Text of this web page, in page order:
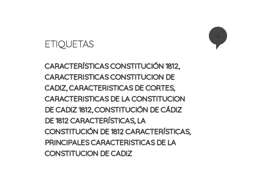
ETIQUETAS
CARACTERÍSTICAS CONSTITUCIÓN 1812
CARACTERISTICAS CONSTITUCION DE
CADIZ ,CARACTERISTICAS DE CORTES,
CARACTERISTICAS DE LA CONSTITUCION
DE CADIZ 1812 ,CONSTITUCIÓN DE CÁDIZ
DE 1812 CARACTERÍSTICAS, LA
CONSTITUCIÓN DE 1812 CARACTERÍSTICAS,
PRINCIPALES CARACTERISTICAS DE LA
CONSTITUCION DE CADIZ